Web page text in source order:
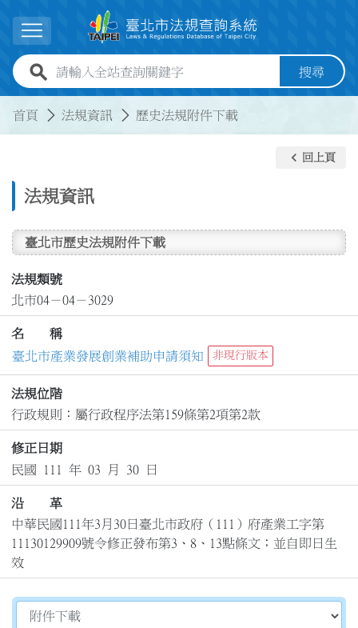
展開選單
全站查詢關鍵字欄位 搜尋
首頁 法規資訊 歷史法規附件下載
法規資訊
keyboard_arrow_left 回上頁
臺北市歷史法規附件下載
法規類號
北市04－04－3029
名 稱
臺北市產業發展創業補助申請須知
非現行版本
法規位階
行政規則：屬行政程序法第159條第2項第2款
修正日期
民國 111 年 03 月 30 日
沿 革
中華民國111年3月30日臺北市政府（111）府產業工字第
11130129909號令修正發布第3、8、13點條文；並自即日生
效
切換選擇法規資訊內容